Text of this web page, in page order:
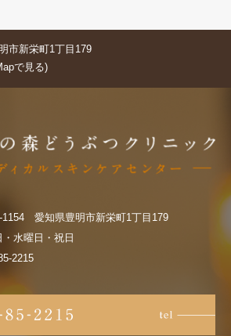
市新栄町1丁目179
で見る)
1154 愛知県豊明市新栄町1丁目179
・水曜日・祝日
2215